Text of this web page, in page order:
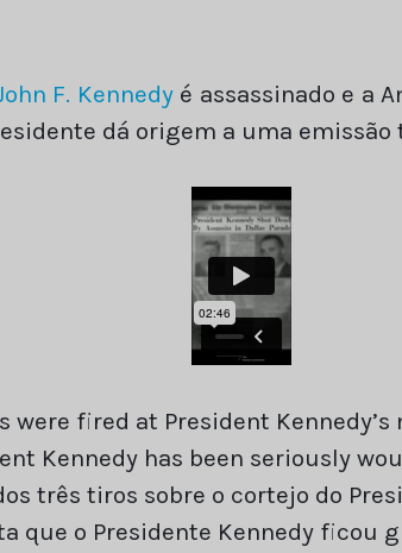
F. Kennedyé assassinado e a
dá origem a uma
were fired at President
Kennedy has been seriously
três tiros sobre o cortejo do
que o Presidente Kennedy ficou